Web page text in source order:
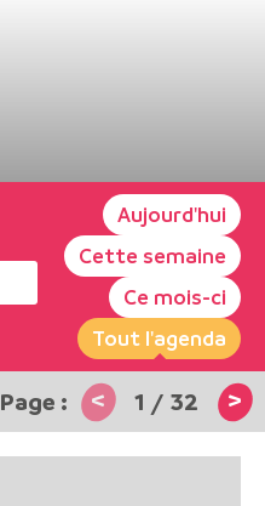
Aujourd'hui
Cette semaine
Ce mois-ci
Tout l'agenda
< 1 / 32 >